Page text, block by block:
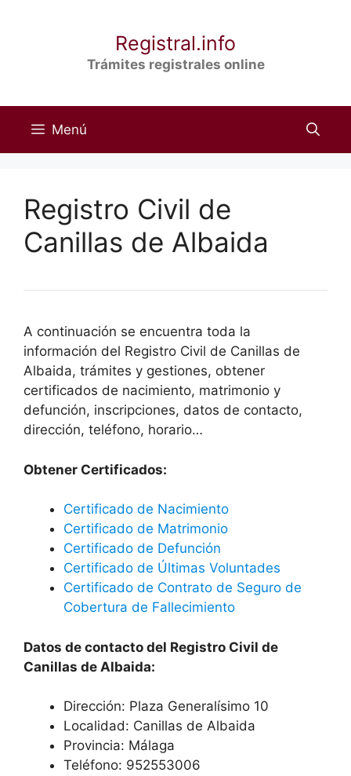
Registral.info
Trámites registrales online
Menú
Registro Civil de
Canillas de Albaida
A continuación se encuentra toda la
información del Registro Civil de Canillas de
Albaida, trámites y gestiones, obtener
certificados de nacimiento, matrimonio y
defunción, inscripciones, datos de contacto,
dirección, teléfono, horario…
Obtener Certificados:
Certificado de Nacimiento
Certificado de Matrimonio
Certificado de Defunción
Certificado de Últimas Voluntades
Certificado de Contrato de Seguro de
Cobertura de Fallecimiento
Datos de contacto del Registro Civil de
Canillas de Albaida:
Dirección: Plaza Generalísimo 10
Localidad: Canillas de Albaida
Provincia: Málaga
Teléfono: 952553006